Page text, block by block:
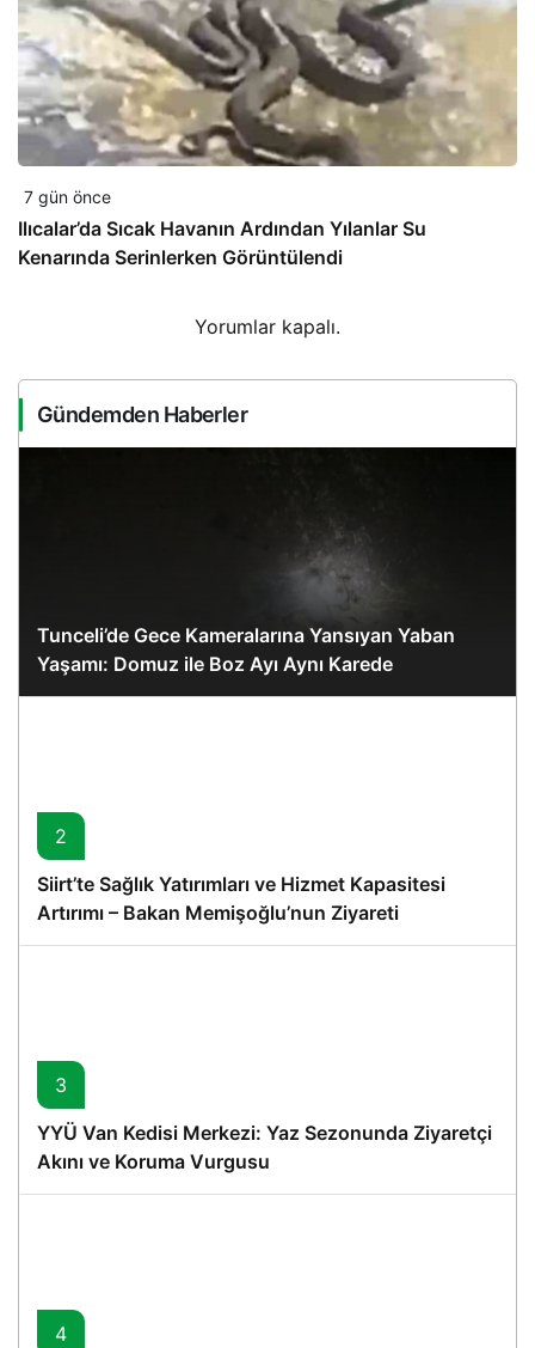
7 gün önce
Ilıcalar’da Sıcak Havanın Ardından Yılanlar Su
Kenarında Serinlerken Görüntülendi
Yorumlar kapalı.
Gündemden Haberler
Tunceli’de Gece Kameralarına Yansıyan Yaban
Yaşamı: Domuz ile Boz Ayı Aynı Karede
2
Siirt’te Sağlık Yatırımları ve Hizmet Kapasitesi
Artırımı – Bakan Memişoğlu’nun Ziyareti
3
YYÜ Van Kedisi Merkezi: Yaz Sezonunda Ziyaretçi
Akını ve Koruma Vurgusu
4